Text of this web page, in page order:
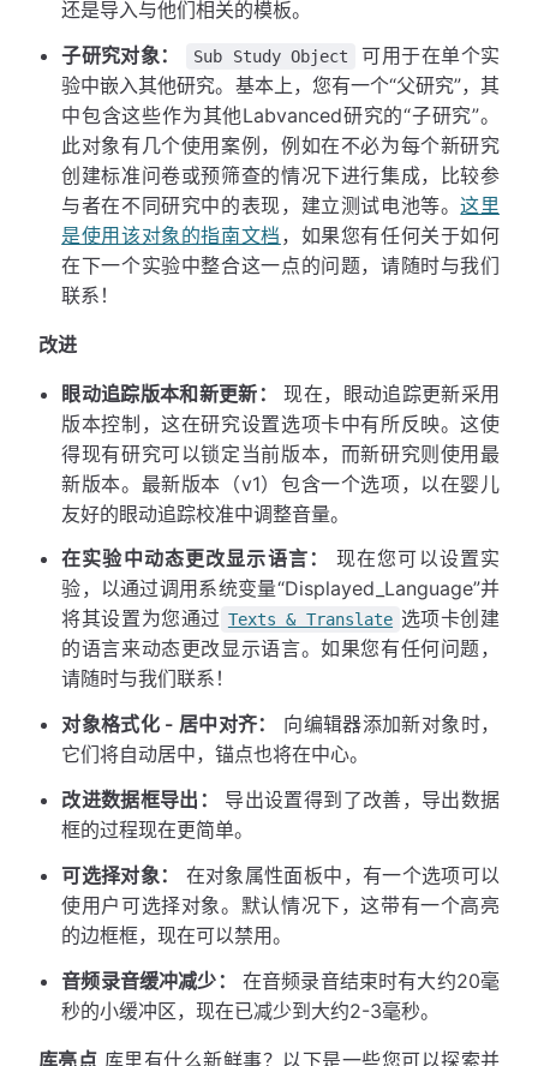
还是导入与他们相关的模板。
子研究对象：
Sub Study Object
可用于在单个实
验中嵌入其他研究。基本上，您有一个“父研究”，其
中包含这些作为其他Labvanced研究的“子研究”。
此对象有几个使用案例，例如在不必为每个新研究
创建标准问卷或预筛查的情况下进行集成，比较参
与者在不同研究中的表现，建立测试电池等。这里
是使用该对象的指南文档 ，如果您有任何关于如何
在下一个实验中整合这一点的问题，请随时与我们
联系！
改进
眼动追踪版本和新更新：
现在，眼动追踪更新采用
版本控制，这在研究设置选项卡中有所反映。这使
得现有研究可以锁定当前版本，而新研究则使用最
新版本。最新版本（v1）包含一个选项，以在婴儿
友好的眼动追踪校准中调整音量。
在实验中动态更改显示语言：
现在您可以设置实
验，以通过调用系统变量“Displayed_Language”并
将其设置为您通过 Texts & Translate 选项卡创建
的语言来动态更改显示语言。如果您有任何问题，
请随时与我们联系！
对象格式化 - 居中对齐：
向编辑器添加新对象时，
它们将自动居中，锚点也将在中心。
改进数据框导出：
导出设置得到了改善，导出数据
框的过程现在更简单。
可选择对象：
在对象属性面板中，有一个选项可以
使用户可选择对象。默认情况下，这带有一个高亮
的边框框，现在可以禁用。
音频录音缓冲减少：
在音频录音结束时有大约20毫
秒的小缓冲区，现在已减少到大约2-3毫秒。
库亮点 库里有什么新鲜事？以下是一些您可以探索并